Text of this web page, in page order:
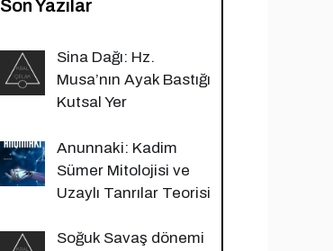
Son Yazılar
Sina Dağı: Hz.
Musa’nın Ayak Bastığı
Kutsal Yer
Anunnaki: Kadim
Sümer Mitolojisi ve
Uzaylı Tanrılar Teorisi
Soğuk Savaş dönemi